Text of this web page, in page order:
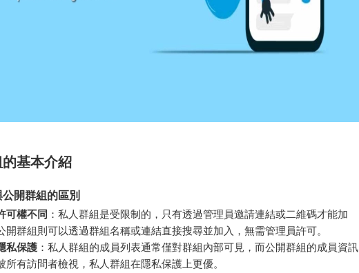
基本介紹
開群組的區別
可權不同 ：私人群組是受限制的，只有透過管理員邀請連結或二維碼才能加
開群組則可以透過群組名稱或連結直接搜尋並加入，無需管理員許可。
私保護 ：私人群組的成員列表通常僅對群組內部可見，而公開群組的成員資訊
所有訪問者檢視，私人群組在隱私保護上更優。